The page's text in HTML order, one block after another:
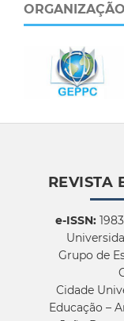
ORGANIZAÇÃO
REVISTA
e-ISSN:
Grupo de
Cidade
Educação –